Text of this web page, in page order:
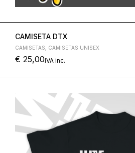
CAMISETA DTX
CAMISETAS CAMISETAS UNISEX
€ 25,00IVA inc.